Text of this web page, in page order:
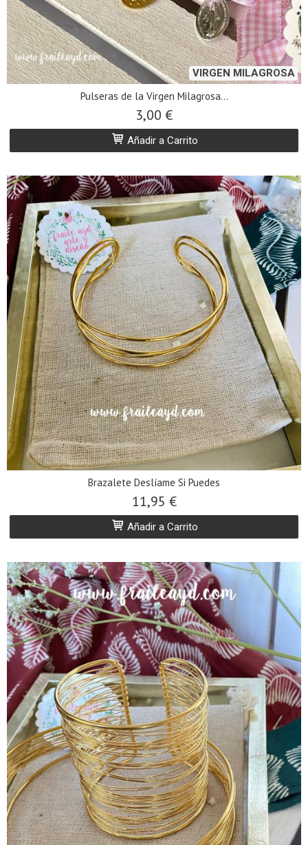
VIRGEN MILAGROSA
Pulseras de la Virgen Milagrosa...
3,00 €
Añadir a Carrito
Brazalete Deslíame Si Puedes
11,95 €
Añadir a Carrito